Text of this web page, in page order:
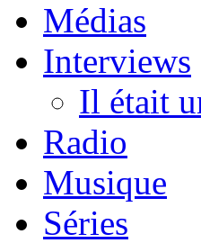
Médias
Interviews
Il était
Radio
Musique
Séries